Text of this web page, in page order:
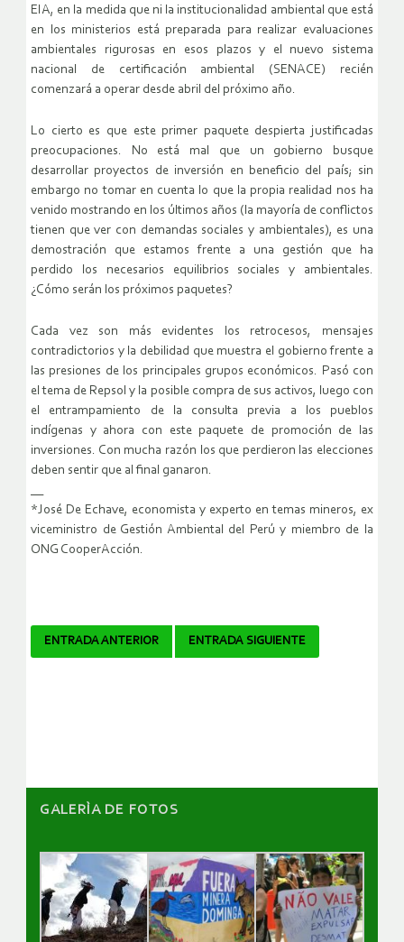
EIA, en la medida que ni la institucionalidad ambiental que está
en los ministerios está preparada para realizar evaluaciones
ambientales rigurosas en esos plazos y el nuevo sistema
nacional de certificación ambiental (SENACE) recién
comenzará a operar desde abril del próximo año.
Lo cierto es que este primer paquete despierta justificadas
preocupaciones. No está mal que un gobierno busque
desarrollar proyectos de inversión en beneficio del país; sin
embargo no tomar en cuenta lo que la propia realidad nos ha
venido mostrando en los últimos años (la mayoría de conflictos
tienen que ver con demandas sociales y ambientales), es una
demostración que estamos frente a una gestión que ha
perdido los necesarios equilibrios sociales y ambientales.
¿Cómo serán los próximos paquetes?
Cada vez son más evidentes los retrocesos, mensajes
contradictorios y la debilidad que muestra el gobierno frente a
las presiones de los principales grupos económicos. Pasó con
el tema de Repsol y la posible compra de sus activos, luego con
el entrampamiento de la consulta previa a los pueblos
indígenas y ahora con este paquete de promoción de las
inversiones. Con mucha razón los que perdieron las elecciones
deben sentir que al final ganaron.
*José De Echave, economista y experto en temas mineros, ex
viceministro de Gestión Ambiental del Perú y miembro de la
ONG CooperAcción.
Navegador
ENTRADA ANTERIOR ENTRADA SIGUIENTE
GALERÌA DE FOTOS